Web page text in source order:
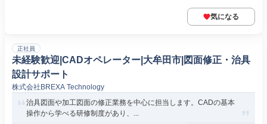
気になる
正社員
未経験歓迎|CADオペレーター|大牟田市|図面修正・治具
設計サポート
株式会社BREXA Technology
治具図面や加工図面の修正業務を中心に担当します。CADの基本
操作から学べる研修制度があり、...